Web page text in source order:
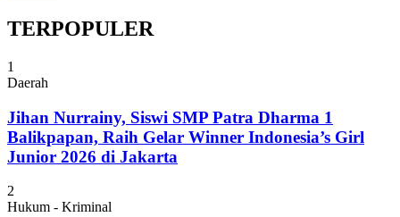
TERPOPULER
1
Daerah
Jihan Nurrainy, Siswi SMP Patra Dharma 1
Balikpapan, Raih Gelar Winner Indonesia’s Girl
Junior 2026 di Jakarta
2
Hukum - Kriminal